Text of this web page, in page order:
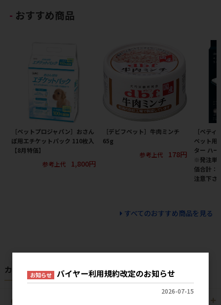
おすすめ商品
［ペットプロジャパン］おさん
ぽ用エチケットパック 110枚入
【8月特価】
参考上代
1,800円
［デビフペット］牛肉ミンチ
65g
参考上代
178円
［ペテ
ペット用
ター ハ
※発注単
価合計：
注意下さ
すべてのおすすめ商品を見る
カテゴリから探す
お知らせ バイヤー利用規約改定のお知らせ
2026-07-15